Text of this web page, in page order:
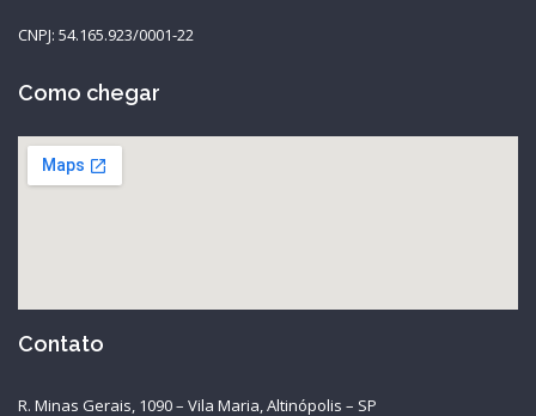
CNPJ: 54.165.923/0001-22
Como chegar
Contato
R. Minas Gerais, 1090 – Vila Maria, Altinópolis – SP